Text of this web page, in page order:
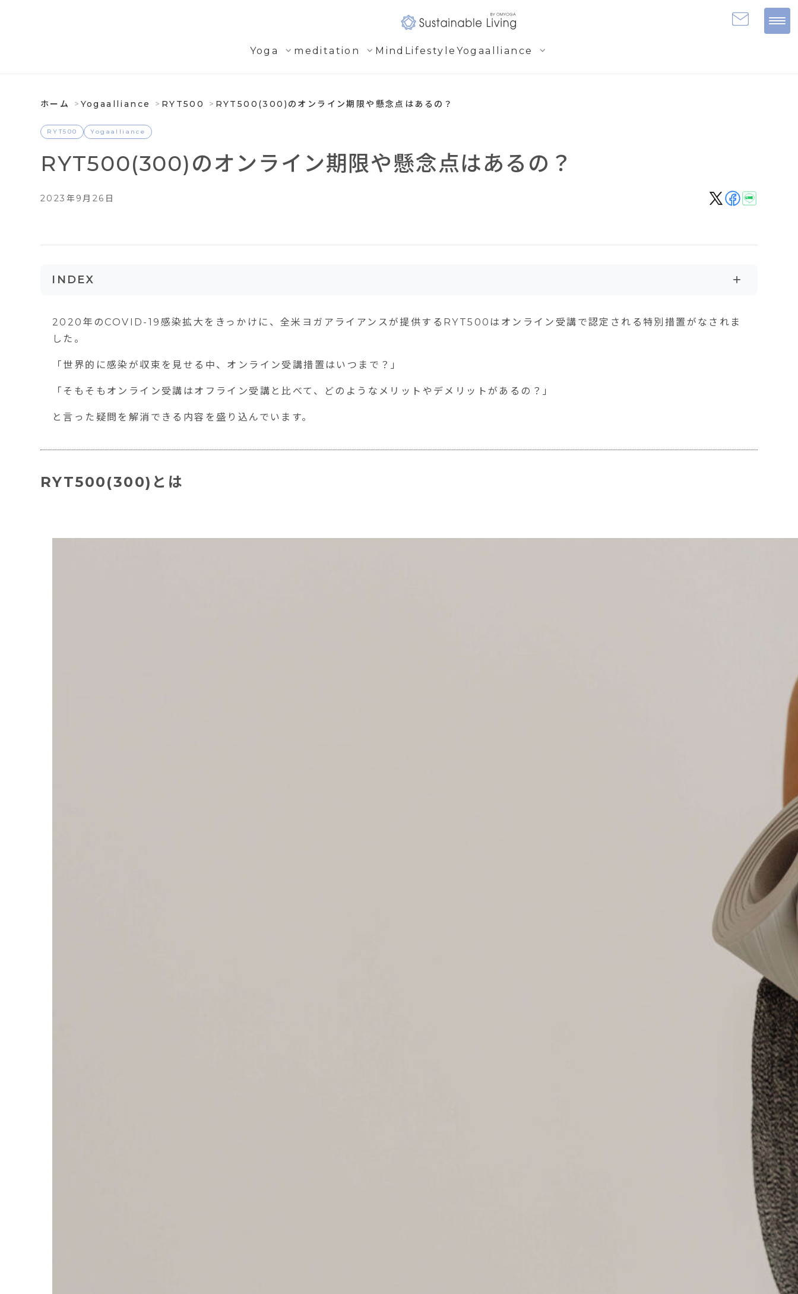
Yoga expand_more meditation expand_more Mind Lifestyle Yogaalliance expand_more
ホーム Yogaalliance RYT500 RYT500(300)のオンライン期限や懸念点はあるの？
RYT500 Yogaalliance
RYT500(300)のオンライン期限や懸念点はあるの？
2023年9月26日
INDEX +
RYT500(300)オンラインとは
通学より費用が安い
ライフスタイルを崩さず、自分のペースで受講できる
2020年のCOVID-19感染拡大をきっかけに、全米ヨガアライアンスが提供するRYT500はオンライン受講で認定される特別措置がなされま
した。
「世界的に感染が収束を見せる中、オンライン受講措置はいつまで？」
「そもそもオンライン受講はオフライン受講と比べて、どのようなメリットやデメリットがあるの？」
と言った疑問を解消できる内容を盛り込んでいます。
RYT500(300)とは